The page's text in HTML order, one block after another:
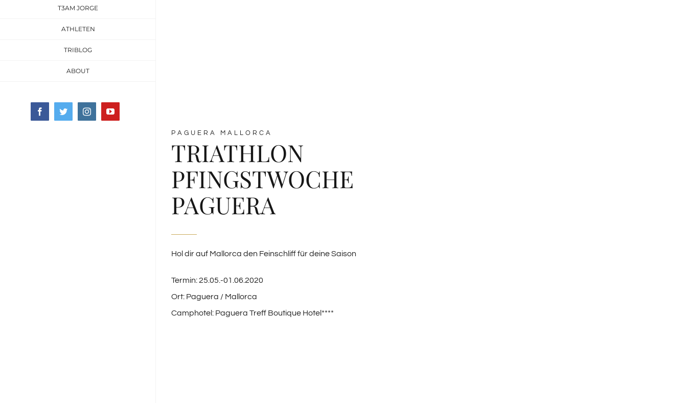
T3AM JORGE
ATHLETEN
TRIBLOG
ABOUT
FacebookTwitterInstagramYouTube
PAGUERA MALLORCA
TRIATHLON
PFINGSTWOCHE
PAGUERA
Hol dir auf Mallorca den Feinschliff für deine Saison
Termin: 25.05.-01.06.2020
Ort: Paguera / Mallorca
Camphotel: Paguera Treff Boutique Hotel****